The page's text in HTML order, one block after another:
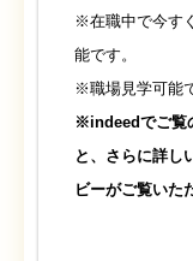
※在職中で今す
能です。
※職場見学可能
※indeedでご覧
と、さらに詳し
ビーがご覧いた